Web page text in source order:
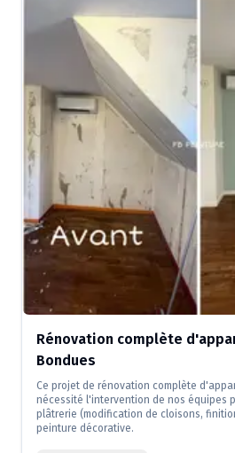
Rénovation complète
Bondues
Ce projet de rénovation complète
nécessité l'intervention de nos équipes
plâtrerie (modification de cloisons,
peinture décorative.